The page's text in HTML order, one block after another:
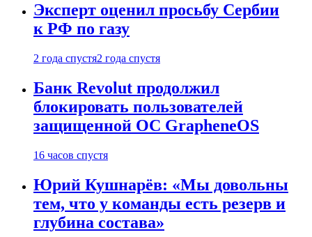
Эксперт оценил просьбу Сербии
к РФ по газу
2 года спустя2 года спустя
Банк Revolut продолжил
блокировать пользователей
защищенной ОС GrapheneOS
16 часов спустя
Юрий Кушнарёв: «Мы довольны
тем, что у команды есть резерв и
глубина состава»